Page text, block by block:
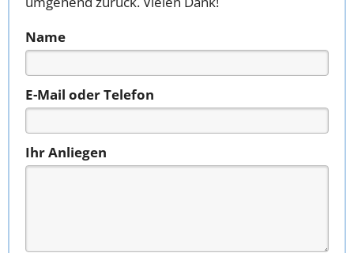
Name
E-Mail oder Telefon
Ihr Anliegen